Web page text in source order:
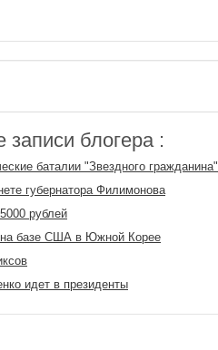
блогера :
баталии "Звездного гражданина"
губернатора Филимонова
рублей
базе США в Южной Корее
идет в президенты